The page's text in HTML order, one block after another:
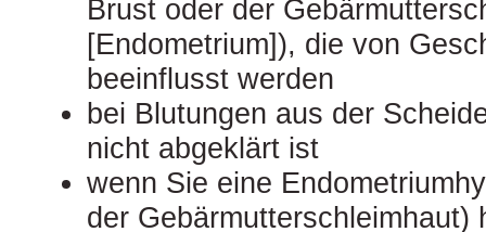
Brust oder der
[Endometrium]), die von
beeinflusst werden
bei Blutungen aus der
nicht abgeklärt ist
wenn Sie eine
der Gebärmutterschleimhaut)